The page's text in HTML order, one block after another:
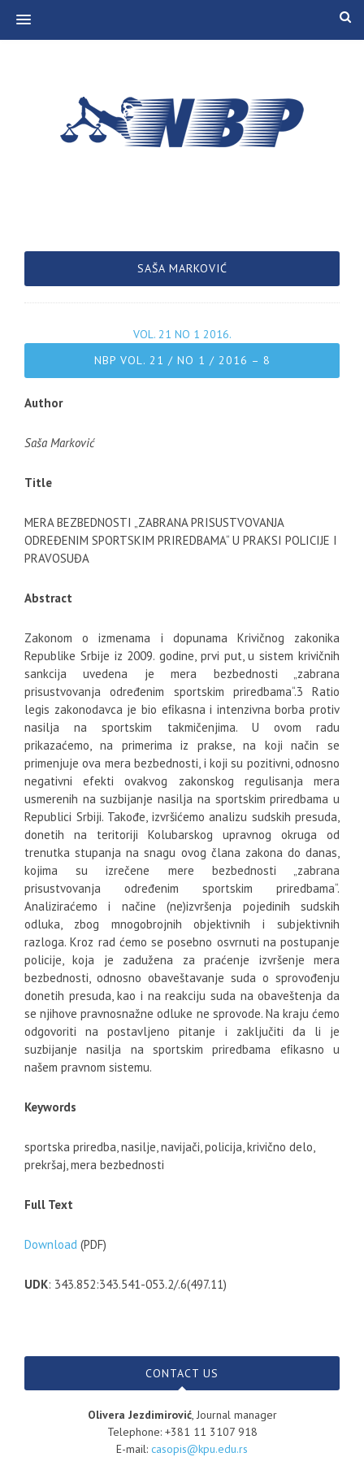
MENU
SAŠA MARKOVIĆ
VOL. 21 NO 1 2016.
NBP VOL. 21 / NO 1 / 2016 – 8
Author
Saša Marković
Title
MERA BEZBEDNOSTI „ZABRANA PRISUSTVOVANJA
ODREĐENIM SPORTSKIM PRIREDBAMA“ U PRAKSI POLICIJE I
PRAVOSUĐA
Abstract
Zakonom o izmenama i dopunama Krivičnog zakonika
Republike Srbije iz 2009. godine, prvi put, u sistem krivičnih
sankcija uvedena je mera bezbednosti „zabrana
prisustvovanja određenim sportskim priredbama“.3 Ratio
legis zakonodavca je bio eﬁkasna i intenzivna borba protiv
nasilja na sportskim takmičenjima. U ovom radu
prikazaćemo, na primerima iz prakse, na koji način se
primenjuje ova mera bezbednosti, i koji su pozitivni, odnosno
negativni efekti ovakvog zakonskog regulisanja mera
usmerenih na suzbijanje nasilja na sportskim priredbama u
Republici Srbiji. Takođe, izvršićemo analizu sudskih presuda,
donetih na teritoriji Kolubarskog upravnog okruga od
trenutka stupanja na snagu ovog člana zakona do danas,
kojima su izrečene mere bezbednosti „zabrana
prisustvovanja određenim sportskim priredbama“.
Analiziraćemo i načine (ne)izvršenja pojedinih sudskih
odluka, zbog mnogobrojnih objektivnih i subjektivnih
razloga. Kroz rad ćemo se posebno osvrnuti na postupanje
policije, koja je zadužena za praćenje izvršenje mera
bezbednosti, odnosno obaveštavanje suda o sprovođenju
donetih presuda, kao i na reakciju suda na obaveštenja da
se njihove pravnosnažne odluke ne sprovode. Na kraju ćemo
odgovoriti na postavljeno pitanje i zaključiti da li je
suzbijanje nasilja na sportskim priredbama eﬁkasno u
našem pravnom sistemu.
Keywords
sportska priredba, nasilje, navijači, policija, krivično delo,
prekršaj, mera bezbednosti
Full Text
Download (PDF)
UDK: 343.852:343.541-053.2/.6(497.11)
CONTACT US
Olivera Jezdimirović, Journal manager
Telephone: +381 11 3107 918
E-mail: casopis@kpu.edu.rs